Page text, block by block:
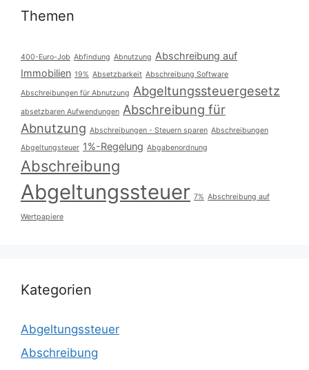
Themen
400-Euro-Job Abfindung Abnutzung Abschreibung auf
Immobilien 19% Absetzbarkeit Abschreibung Software
Abschreibungen für Abnutzung Abgeltungssteuergesetz
absetzbaren Aufwendungen Abschreibung für
Abnutzung Abschreibungen - Steuern sparen Abschreibungen
Abgeltungsteuer 1%-Regelung Abgabenordnung
Abschreibung
Abgeltungssteuer 7% Abschreibung auf
Wertpapiere
Kategorien
Abgeltungssteuer
Abschreibung